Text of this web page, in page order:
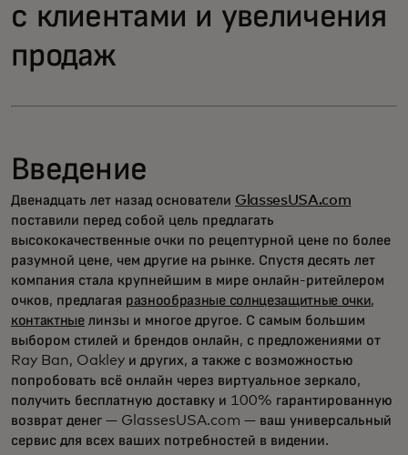
с клиентами и увеличения
продаж
Введение
Двенадцать лет назад основатели GlassesUSA.com
поставили перед собой цель предлагать
высококачественные очки по рецептурной цене по более
разумной цене, чем другие на рынке. Спустя десять лет
компания стала крупнейшим в мире онлайн-ритейлером
очков, предлагая разнообразные солнцезащитные очки,
контактныелинзы и многое другое. С самым большим
выбором стилей и брендов онлайн, с предложениями от
Ray Ban, Oakley и других, а также с возможностью
попробовать всё онлайн через виртуальное зеркало,
получить бесплатную доставку и 100% гарантированную
возврат денег — GlassesUSA.com — ваш универсальный
сервис для всех ваших потребностей в видении.